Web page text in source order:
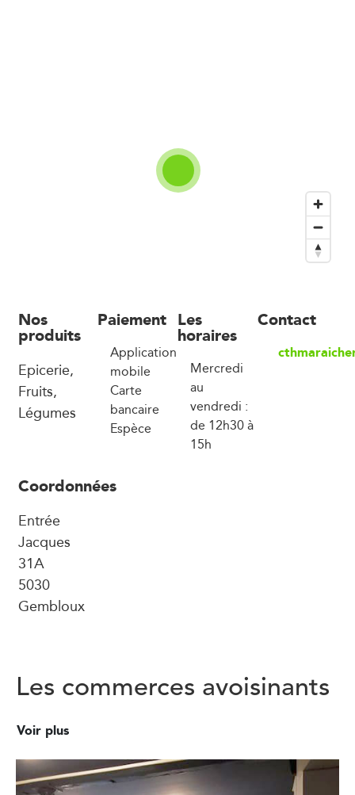
Nos
produits
Epicerie,
Fruits,
Légumes
Paiement
Application
mobile
Carte
bancaire
Espèce
Les
horaires
Mercredi
au
vendredi :
de 12h30 à
15h
Contact
Coordonnées
Entrée
Jacques
31A
5030
Gembloux
Les commerces avoisinants
Voir plus